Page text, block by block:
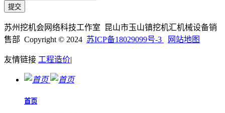
苏州挖机会网络科技工作室 昆山市玉山镇挖机汇机械设备销
售部 Copyright © 2024 苏ICP备18029099号-3 网站地图
友情链接 工程造价|
首页